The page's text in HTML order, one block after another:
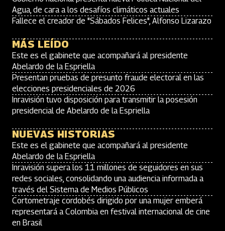
Agua, de cara a los desafíos climáticos actuales
Fallece el creador de "Sábados Felices", Alfonso Lizarazo
MÁS LEÍDO
Este es el gabinete que acompañará al presidente
Abelardo de la Espriella
Presentan pruebas de presunto fraude electoral en las
elecciones presidenciales de 2026
Inravisión tuvo disposición para transmitir la posesión
presidencial de Abelardo de la Espriella
NUEVAS HISTORIAS
Este es el gabinete que acompañará al presidente
Abelardo de la Espriella
Inravisión supera los 11 millones de seguidores en sus
redes sociales, consolidando una audiencia informada a
través del Sistema de Medios Públicos
Cortometraje cordobés dirigido por una mujer emberá
representará a Colombia en festival internacional de cine
en Brasil